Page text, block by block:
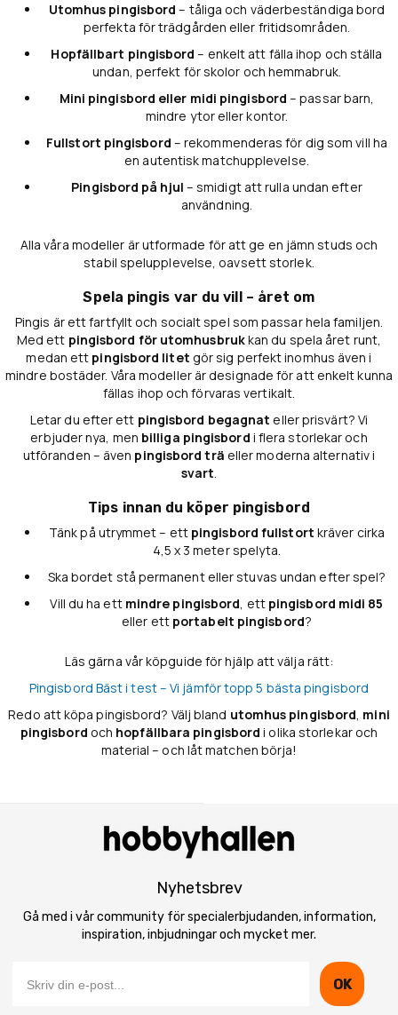
Utomhus pingisbord – tåliga och väderbeständiga bord
perfekta för trädgården eller fritidsområden.
Hopfällbart pingisbord – enkelt att fälla ihop och ställa
undan, perfekt för skolor och hemmabruk.
Mini pingisbord eller midi pingisbord – passar barn,
mindre ytor eller kontor.
Fullstort pingisbord – rekommenderas för dig som vill ha
en autentisk matchupplevelse.
Pingisbord på hjul – smidigt att rulla undan efter
användning.
Alla våra modeller är utformade för att ge en jämn studs och
stabil spelupplevelse, oavsett storlek.
Spela pingis var du vill – året om
Pingis är ett fartfyllt och socialt spel som passar hela familjen.
Med ett pingisbord för utomhusbrukkan du spela året runt,
medan ett pingisbord litet gör sig perfekt inomhus även i
mindre bostäder. Våra modeller är designade för att enkelt kunna
fällas ihop och förvaras vertikalt.
Letar du efter ett pingisbord begagnat eller prisvärt? Vi
erbjuder nya, men billiga pingisbord i flera storlekar och
utföranden – även pingisbord trä eller moderna alternativ i
svart.
Tips innan du köper pingisbord
Tänk på utrymmet – ett pingisbord fullstort kräver cirka
4,5 x 3 meter spelyta.
Ska bordet stå permanent eller stuvas undan efter spel?
Vill du ha ett mindre pingisbord, ett pingisbord midi 85
eller ett portabelt pingisbord?
Läs gärna vår köpguide för hjälp att välja rätt:
Pingisbord Bäst i test – Vi jämför topp 5 bästa pingisbord
Redo att köpa pingisbord? Välj bland utomhus pingisbord, mini
pingisbord och hopfällbara pingisbord i olika storlekar och
material – och låt matchen börja!
Nyhetsbrev
Gå med i vår community för specialerbjudanden, information,
inspiration, inbjudningar och mycket mer.
OK